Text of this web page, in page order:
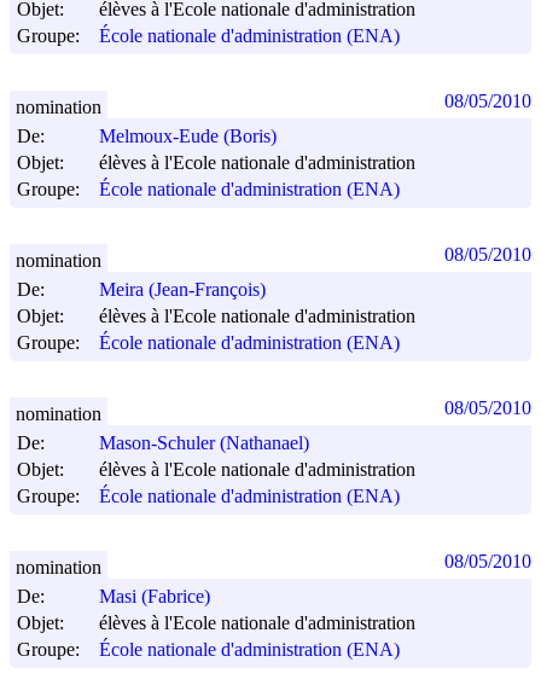
Objet:
élèves à l'Ecole nationale d'administration
Groupe:
École nationale d'administration (ENA)
De:
Melmoux-Eude (Boris)
Objet:
élèves à l'Ecole nationale d'administration
Groupe:
École nationale d'administration (ENA)
nomination 08/05/2010
De:
Meira (Jean-François)
Objet:
élèves à l'Ecole nationale d'administration
Groupe:
École nationale d'administration (ENA)
nomination 08/05/2010
De:
Mason-Schuler (Nathanael)
Objet:
élèves à l'Ecole nationale d'administration
Groupe:
École nationale d'administration (ENA)
nomination 08/05/2010
De:
Masi (Fabrice)
Objet:
élèves à l'Ecole nationale d'administration
Groupe:
École nationale d'administration (ENA)
nomination 08/05/2010